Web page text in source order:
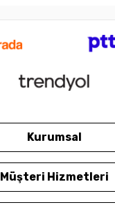
Kurumsal
Müşteri Hizmetleri